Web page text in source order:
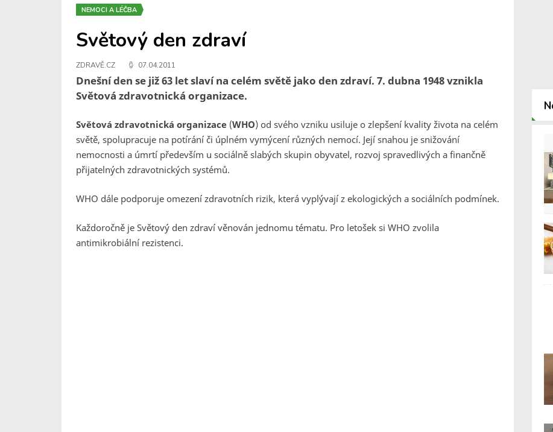
NEMOCI A LÉČBA
Světový den zdraví
ZDRAVĚ.CZ 07.04.2011
Dnešní den se již 63 let slaví na celém světě jako den zdraví. 7. dubna 1948 vznikla
Světová zdravotnická organizace.
Světová zdravotnická organizace (WHO) od svého vzniku usiluje o zlepšení kvality života na celém
světě, spolupracuje na potírání či úplném vymýcení různých nemocí. Její snahou je snižování
nemocnosti a úmrtí především u sociálně slabých skupin obyvatel, rozvoj spravedlivých a finančně
přijatelných zdravotnických systémů.
WHO dále podporuje omezení zdravotních rizik, která vyplývají z ekologických a sociálních podmínek.
Každoročně je Světový den zdraví věnován jednomu tématu. Pro letošek si WHO zvolila
antimikrobiální rezistenci.